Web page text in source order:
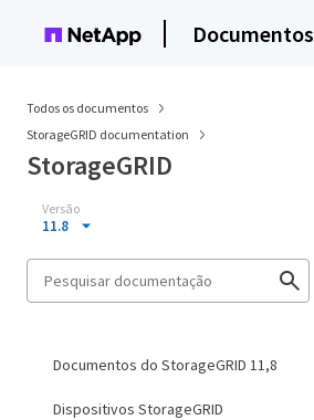
Documentos
Todos os documentos
StorageGRID documentation
StorageGRID
Versão
11.8
Documentos do StorageGRID 11,8
Dispositivos StorageGRID